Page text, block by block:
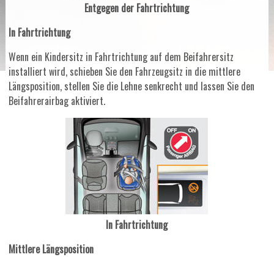
Entgegen der Fahrtrichtung
In Fahrtrichtung
Wenn ein Kindersitz in Fahrtrichtung auf dem Beifahrersitz
installiert wird, schieben Sie den Fahrzeugsitz in die mittlere
Längsposition, stellen Sie die Lehne senkrecht und lassen Sie den
Beifahrerairbag aktiviert.
In Fahrtrichtung
Mittlere Längsposition